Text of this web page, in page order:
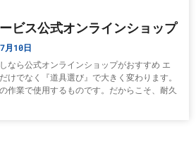
ビス公式オンラインショップ
月10日
なら公式オンラインショップがおすすめ エ
けでなく『道具選び』で大きく変わります。
作業で使用するものです。だからこそ、耐久